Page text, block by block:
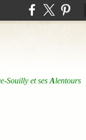
Souilly et ses Alentours